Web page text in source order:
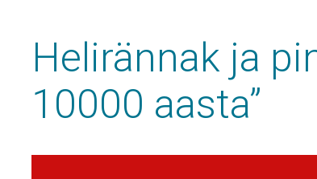
Helirännak ja
10000 aasta”